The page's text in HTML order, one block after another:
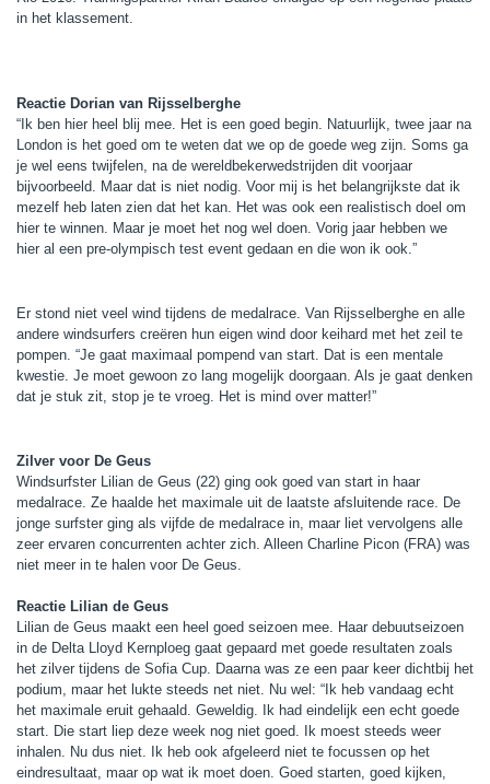
in het klassement.
Reactie Dorian van Rijsselberghe
“Ik ben hier heel blij mee. Het is een goed begin. Natuurlijk, twee jaar na
London is het goed om te weten dat we op de goede weg zijn. Soms ga
je wel eens twijfelen, na de wereldbekerwedstrijden dit voorjaar
bijvoorbeeld. Maar dat is niet nodig. Voor mij is het belangrijkste dat ik
mezelf heb laten zien dat het kan. Het was ook een realistisch doel om
hier te winnen. Maar je moet het nog wel doen. Vorig jaar hebben we
hier al een pre-olympisch test event gedaan en die won ik ook.”
Er stond niet veel wind tijdens de medalrace. Van Rijsselberghe en alle
andere windsurfers creëren hun eigen wind door keihard met het zeil te
pompen. “Je gaat maximaal pompend van start. Dat is een mentale
kwestie. Je moet gewoon zo lang mogelijk doorgaan. Als je gaat denken
dat je stuk zit, stop je te vroeg. Het is mind over matter!”
Zilver voor De Geus
Windsurfster Lilian de Geus (22) ging ook goed van start in haar
medalrace. Ze haalde het maximale uit de laatste afsluitende race. De
jonge surfster ging als vijfde de medalrace in, maar liet vervolgens alle
zeer ervaren concurrenten achter zich. Alleen Charline Picon (FRA) was
niet meer in te halen voor De Geus.
Reactie Lilian de Geus
Lilian de Geus maakt een heel goed seizoen mee. Haar debuutseizoen
in de Delta Lloyd Kernploeg gaat gepaard met goede resultaten zoals
het zilver tijdens de Sofia Cup. Daarna was ze een paar keer dichtbij het
podium, maar het lukte steeds net niet. Nu wel: “Ik heb vandaag echt
het maximale eruit gehaald. Geweldig. Ik had eindelijk een echt goede
start. Die start liep deze week nog niet goed. Ik moest steeds weer
inhalen. Nu dus niet. Ik heb ook afgeleerd niet te focussen op het
eindresultaat, maar op wat ik moet doen. Goed starten, goed kijken,